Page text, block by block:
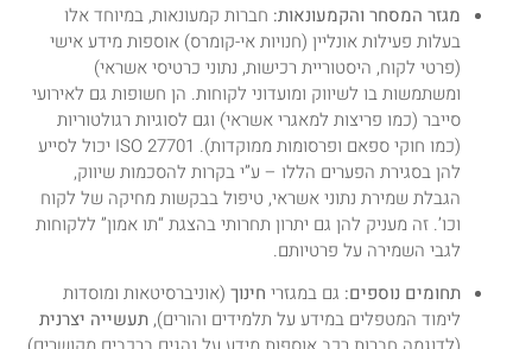
מגזר המסחר והקמעונאות: חברות קמעונאות, במיוחד אלו
בעלות פעילות אונליין (חנויות אי-קומרס) אוספות מידע אישי
(פרטי לקוח, היסטוריית רכישות, נתוני כרטיסי אשראי)
ומשתמשות בו לשיווק ומועדוני לקוחות. הן חשופות גם לאירועי
סייבר (כמו פריצות למאגרי אשראי) וגם לסוגיות רגולטוריות
(כמו חוקי ספאם ופרסומות ממוקדות). ISO 27701 יכול לסייע
להן בסגירת הפערים הללו – ע”י בקרות להסכמות שיווק,
הגבלת שמירת נתוני אשראי, טיפול בבקשות מחיקה של לקוח
וכו’. זה מעניק להן גם יתרון תחרותי בהצגת “תו אמון” ללקוחות
לגבי השמירה על פרטיותם.
תחומים נוספים: גם במגזרי חינוך (אוניברסיטאות ומוסדות
לימוד המטפלים במידע על תלמידים והורים), תעשייה יצרנית